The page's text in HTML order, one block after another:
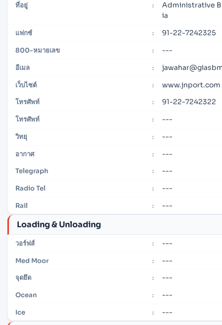
ที่อยู่ :
Administrative
ia
แฟกซ์ : 91-22-7242325
800-หมายเลข : ---
อีเมล :
เว็บไซต์ : www.jnport.com
โทรศัพท์ : 91-22-7242322
โทรศัพท์ : ---
วิทยุ : ---
อากาศ : ---
Telegraph : ---
Radio Tel : ---
Rail : ---
Loading & Unloading
วอร์ฟส์ : ---
Med Moor : ---
จุดยึด : ---
Ocean : ---
Ice : ---